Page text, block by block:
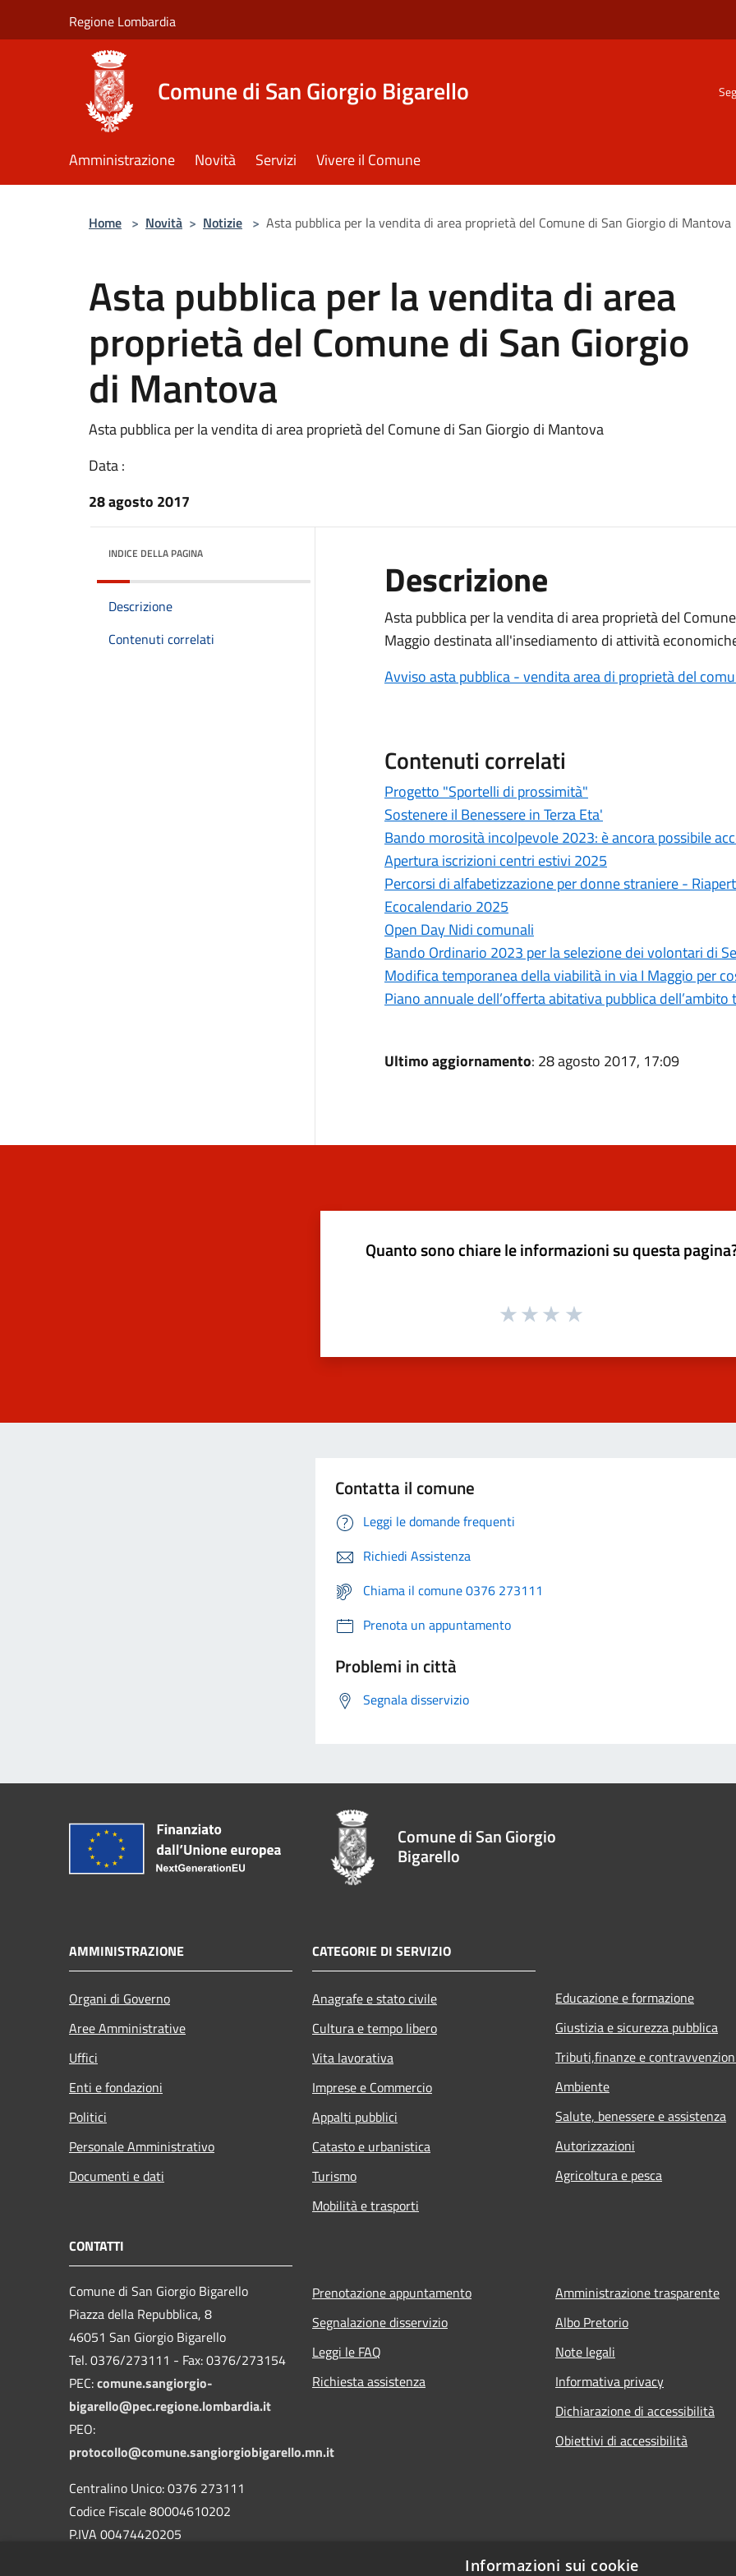
Regione Lombardia
Comune di San Giorgio Bigarello
Amministrazione Novità Servizi Vivere il Comune
Home > Novità > Notizie > Asta pubblica per la vendita di area proprietà del Comune di San Giorgio di Mantova
Asta pubblica per la vendita di area
proprietà del Comune di San Giorgio
di Mantova
Asta pubblica per la vendita di area proprietà del Comune di San Giorgio di Mantova
Data :
28 agosto 2017
INDICE DELLA PAGINA
Descrizione
Contenuti correlati
Descrizione
Asta pubblica per la vendita di area proprietà del
Maggio destinata all'insediamento di attività
Avviso asta pubblica - vendita area di proprietà del
Contenuti correlati
Progetto "Sportelli di prossimità"
Sostenere il Benessere in Terza Eta'
Bando morosità incolpevole 2023: è ancora possibile
Apertura iscrizioni centri estivi 2025
Percorsi di alfabetizzazione per donne straniere -
Ecocalendario 2025
Open Day Nidi comunali
Bando Ordinario 2023 per la selezione dei volontari di
Modifica temporanea della viabilità in via I Maggio per
Piano annuale dell’offerta abitativa pubblica
Ultimo aggiornamento: 28 agosto 2017, 17:09
Quanto sono chiare le informazioni su questa
Contatta il comune
Leggi le domande frequenti
Richiedi Assistenza
Chiama il comune 0376 273111
Prenota un appuntamento
Problemi in città
Segnala disservizio
Comune di San Giorgio
Bigarello
AMMINISTRAZIONE
Organi di Governo
Aree Amministrative
Uffici
Enti e fondazioni
Politici
Personale Amministrativo
Documenti e dati
CATEGORIE DI SERVIZIO
Anagrafe e stato civile
Cultura e tempo libero
Vita lavorativa
Imprese e Commercio
Appalti pubblici
Catasto e urbanistica
Turismo
Mobilità e trasporti
Educazione e formazione
Giustizia e sicurezza pubblica
Tributi,finanze e
Ambiente
Salute, benessere e assistenza
Autorizzazioni
Agricoltura e pesca
CONTATTI
Comune di San Giorgio Bigarello
Piazza della Repubblica, 8
46051 San Giorgio Bigarello
Tel. 0376/273111 - Fax: 0376/273154
PEC:comune.sangiorgio-
bigarello@pec.regione.lombardia.it
PEO:
protocollo@comune.sangiorgiobigarello.mn.it
Centralino Unico: 0376 273111
Codice Fiscale 80004610202
P.IVA 00474420205
Prenotazione appuntamento
Segnalazione disservizio
Leggi le FAQ
Richiesta assistenza
Amministrazione trasparente
Albo Pretorio
Note legali
Informativa privacy
Dichiarazione di accessibilità
Obiettivi di accessibilità
Informazioni sui cookie